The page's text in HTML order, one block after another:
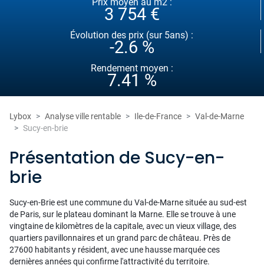
3 754 €
Évolution des prix (sur 5ans) :
-2.6 %
Rendement moyen :
7.41 %
Lybox Analyse ville rentable Ile-de-France
Val-de-Marne
Sucy-en-brie
Présentation de Sucy-en-
brie
Sucy-en-Brie est une commune du Val-de-Marne située au sud-est
de Paris, sur le plateau dominant la Marne. Elle se trouve à une
vingtaine de kilomètres de la capitale, avec un vieux village, des
quartiers pavillonnaires et un grand parc de château. Près de
27600 habitants y résident, avec une hausse marquée ces
dernières années qui confirme l'attractivité du territoire.